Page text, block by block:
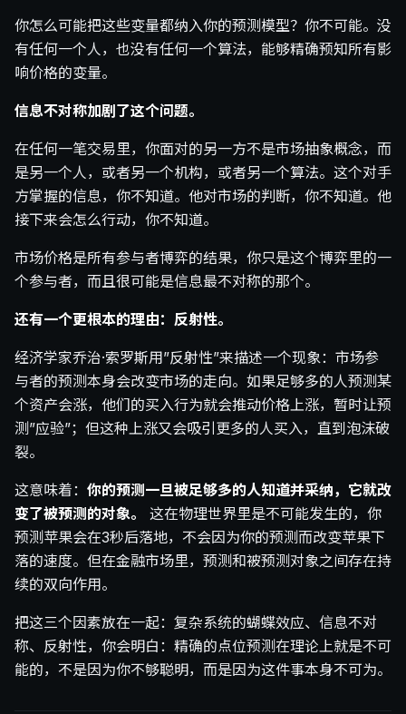
你怎么可能把这些变量都纳入你的预测模型？你不可能。没
有任何一个人，也没有任何一个算法，能够精确预知所有影
响价格的变量。
信息不对称加剧了这个问题。
在任何一笔交易里，你面对的另一方不是市场抽象概念，而
是另一个人，或者另一个机构，或者另一个算法。这个对手
方掌握的信息，你不知道。他对市场的判断，你不知道。他
接下来会怎么行动，你不知道。
市场价格是所有参与者博弈的结果，你只是这个博弈里的一
个参与者，而且很可能是信息最不对称的那个。
还有一个更根本的理由：反射性。
经济学家乔治·索罗斯用”反射性”来描述一个现象：市场参
与者的预测本身会改变市场的走向。如果足够多的人预测某
个资产会涨，他们的买入行为就会推动价格上涨，暂时让预
测”应验”；但这种上涨又会吸引更多的人买入，直到泡沫破
裂。
这意味着： 你的预测一旦被足够多的人知道并采纳，它就改
变了被预测的对象。
这在物理世界里是不可能发生的，你
预测苹果会在3秒后落地，不会因为你的预测而改变苹果下
落的速度。但在金融市场里，预测和被预测对象之间存在持
续的双向作用。
把这三个因素放在一起：复杂系统的蝴蝶效应、信息不对
称、反射性，你会明白：精确的点位预测在理论上就是不可
能的，不是因为你不够聪明，而是因为这件事本身不可为。